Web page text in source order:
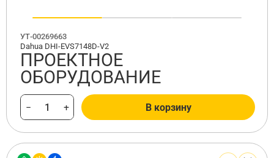
УТ-00269663
Dahua DHI-EVS7148D-V2
ПРОЕКТНОЕ
ОБОРУДОВАНИЕ
− + В корзину